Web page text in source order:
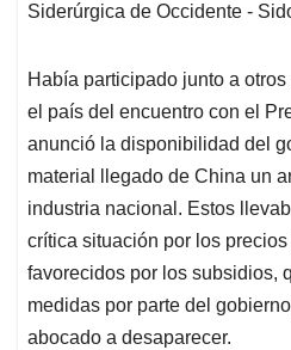
Siderúrgica de Occidente -
Había participado junto a
el país del encuentro con el
anunció la disponibilidad del
material llegado de China un
industria nacional. Estos
crítica situación por los
favorecidos por los subsidios,
medidas por parte del
abocado a desaparecer.